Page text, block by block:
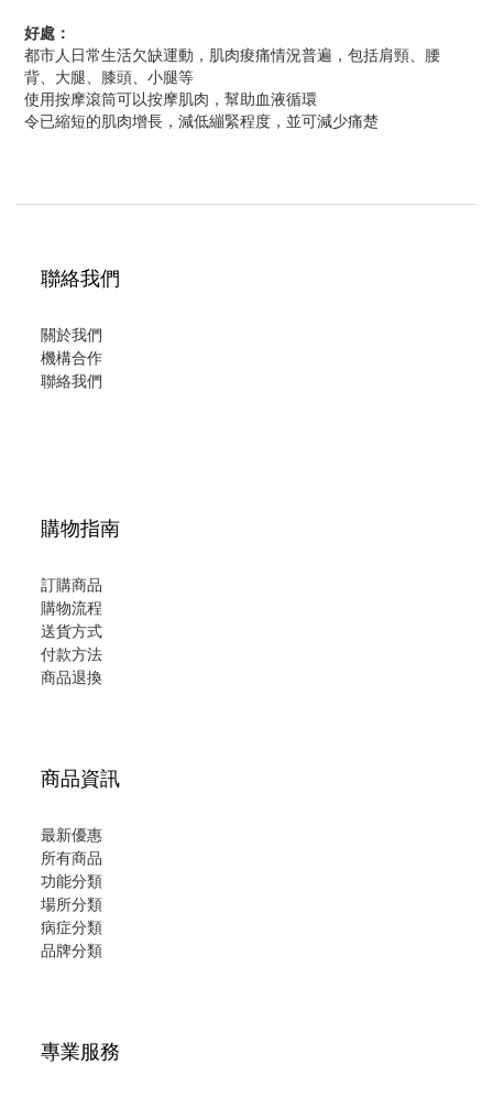
好處：
都市人日常生活欠缺運動，肌肉痠痛情況普遍，包括肩頸、腰
背、大腿、膝頭、小腿等
使用按摩滾筒可以按摩肌肉，幫助血液循環
令已縮短的肌肉增長，減低繃緊程度，並可減少痛楚
聯絡我們
關於我們
機構合作
聯絡我們
購物指南
訂購商品
購物流程
送貨方式
付款方法
商品退換
商品資訊
最新優惠
所有商品
功能分類
場所分類
病症分類
品牌分類
專業服務